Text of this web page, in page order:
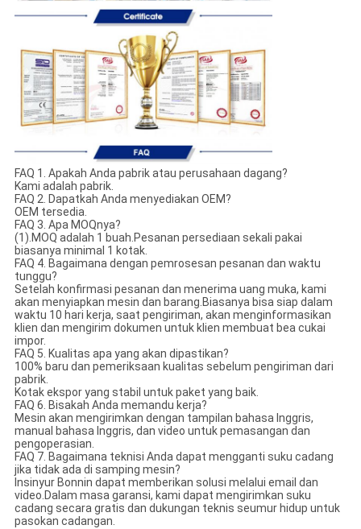
FAQ 1. Apakah Anda pabrik atau perusahaan dagang?
Kami adalah pabrik.
FAQ 2. Dapatkah Anda menyediakan OEM?
OEM tersedia.
FAQ 3. Apa MOQnya?
(1).MOQ adalah 1 buah.Pesanan persediaan sekali pakai
biasanya minimal 1 kotak.
FAQ 4. Bagaimana dengan pemrosesan pesanan dan waktu
tunggu?
Setelah konfirmasi pesanan dan menerima uang muka, kami
akan menyiapkan mesin dan barang.Biasanya bisa siap dalam
waktu 10 hari kerja, saat pengiriman, akan menginformasikan
klien dan mengirim dokumen untuk klien membuat bea cukai
impor.
FAQ 5. Kualitas apa yang akan dipastikan?
100% baru dan pemeriksaan kualitas sebelum pengiriman dari
pabrik.
Kotak ekspor yang stabil untuk paket yang baik.
FAQ 6. Bisakah Anda memandu kerja?
Mesin akan mengirimkan dengan tampilan bahasa Inggris,
manual bahasa Inggris, dan video untuk pemasangan dan
pengoperasian.
FAQ 7. Bagaimana teknisi Anda dapat mengganti suku cadang
jika tidak ada di samping mesin?
Insinyur Bonnin dapat memberikan solusi melalui email dan
video.Dalam masa garansi, kami dapat mengirimkan suku
cadang secara gratis dan dukungan teknis seumur hidup untuk
pasokan cadangan.